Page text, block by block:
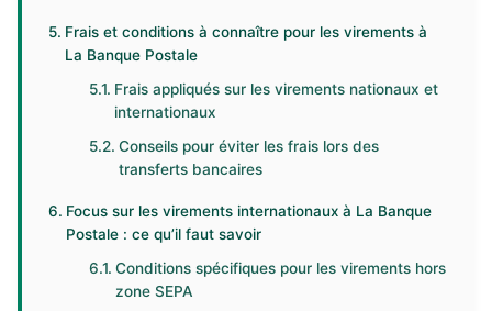
Frais et conditions à connaître pour les virements à
La Banque Postale
Frais appliqués sur les virements nationaux et
internationaux
Conseils pour éviter les frais lors des
transferts bancaires
Focus sur les virements internationaux à La Banque
Postale : ce qu’il faut savoir
Conditions spécifiques pour les virements hors
zone SEPA